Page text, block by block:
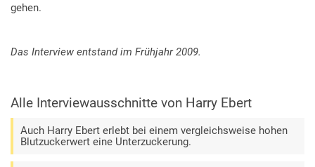
gehen.
Das Interview entstand im Frühjahr 2009.
Alle Interviewausschnitte von Harry Ebert
Auch Harry Ebert erlebt bei einem vergleichsweise hohen
Blutzuckerwert eine Unterzuckerung.